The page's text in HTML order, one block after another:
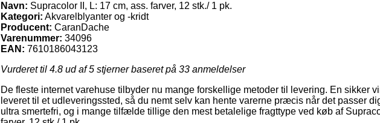
Navn: Supracolor II, L: 17 cm, ass. farver, 12 stk./ 1 pk.
Kategori: Akvarelblyanter og -kridt
Producent: CaranDache
Varenummer: 34096
EAN: 7610186043123
Vurderet til 4.8 ud af 5 stjerner baseret på 33 anmeldelser
De fleste internet varehuse tilbyder nu mange forskellige metoder til levering. En sikker
leveret til et udleveringssted, så du nemt selv kan hente varerne præcis når det passer
ultra smertefri, og i mange tilfælde tillige den mest betalelige fragttype ved køb af